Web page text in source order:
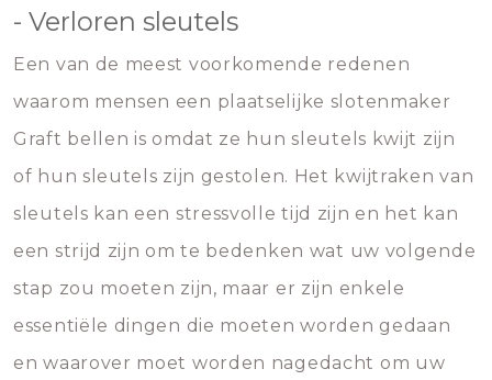
- Verloren sleutels
Een van de meest voorkomende redenen
waarom mensen een plaatselijke slotenmaker
Graft bellen is omdat ze hun sleutels kwijt zijn
of hun sleutels zijn gestolen. Het kwijtraken van
sleutels kan een stressvolle tijd zijn en het kan
een strijd zijn om te bedenken wat uw volgende
stap zou moeten zijn, maar er zijn enkele
essentiële dingen die moeten worden gedaan
en waarover moet worden nagedacht om uw